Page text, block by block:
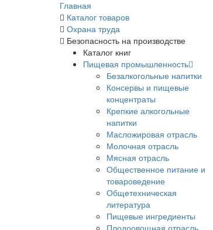
Главная
Каталог товаров
Охрана труда
Безопасность на производстве
Каталог книг
Пищевая промышленность
Безалкогольные напитки
Консервы и пищевые
концентраты
Крепкие алкогольные
напитки
Масложировая отрасль
Молочная отрасль
Мясная отрасль
Общественное питание и
товароведение
Общетехническая
литература
Пищевые ингредиенты
Плодоовощная отрасль